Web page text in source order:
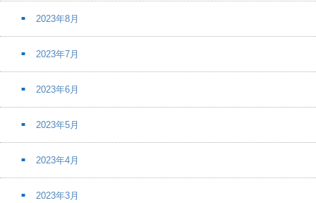
2023年8月
2023年7月
2023年6月
2023年5月
2023年4月
2023年3月